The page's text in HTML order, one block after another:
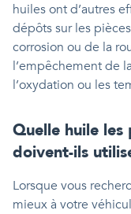
huiles ont d’autres
dépôts sur les
corrosion ou de la
l’empêchement de
l’oxydation ou les
Quelle huile
doivent-ils
Lorsque vous
mieux à votre